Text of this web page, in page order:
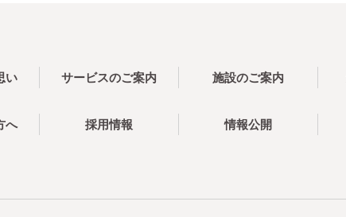
い サービスのご案内 施設のご案内
へ 採用情報 情報公開